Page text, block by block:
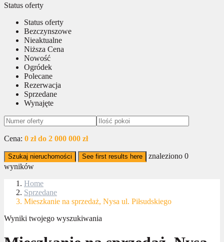
Status oferty
Status oferty
Bezczynszowe
Nieaktualne
Niższa Cena
Nowość
Ogródek
Polecane
Rezerwacja
Sprzedane
Wynajęte
Cena: 0 zł do 2 000 000 zł
Szukaj nieruchomości See first results here znaleziono 0
wyników
Home
Sprzedane
Mieszkanie na sprzedaż, Nysa ul. Piłsudskiego
Wyniki twojego wyszukiwania